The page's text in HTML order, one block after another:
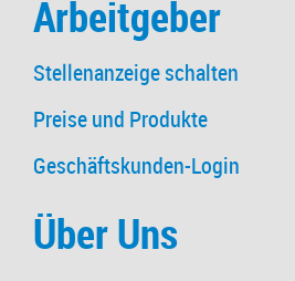
Arbeitgeber
Stellenanzeige schalten
Preise und Produkte
Geschäftskunden-Login
Über Uns